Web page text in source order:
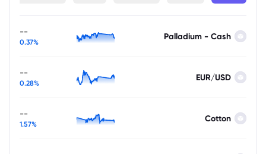
Palladium - Cash
--
0.37%
EUR/USD
--
0.28%
Cotton
--
1.57%